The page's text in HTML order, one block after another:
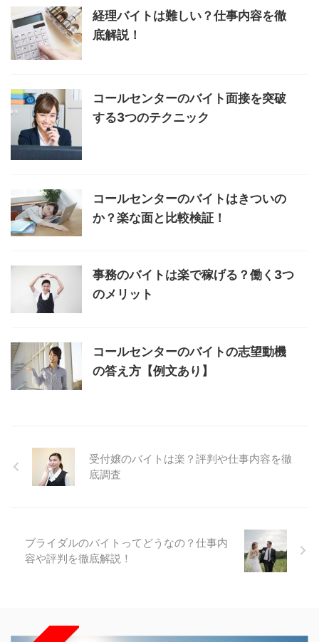
経理バイトは難しい？仕事内容を徹
底解説！
コールセンターのバイト面接を突破
する3つのテクニック
コールセンターのバイトはきついの
か？楽な面と比較検証！
事務のバイトは楽で稼げる？働く3つ
のメリット
コールセンターのバイトの志望動機
の答え方【例文あり】
受付嬢のバイトは楽？評判や仕事内容を徹
底調査
ブライダルのバイトってどうなの？仕事内
容や評判を徹底解説！